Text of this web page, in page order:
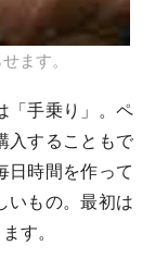
ます。
「手乗り」。ペ
入することもで
日時間を作って
いもの。最初は
す。